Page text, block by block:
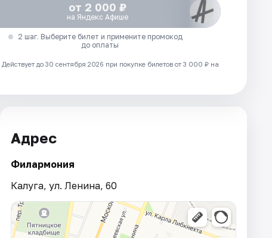
от 2 000 ₽
на Яндекс Афише
2 шаг. Выберите билет и примените промокод
до оплаты
Действует до 30 сентября 2026 при покупке билетов от 3 000 ₽ на
Адрес
Филармония
Калуга, ул. Ленина, 60